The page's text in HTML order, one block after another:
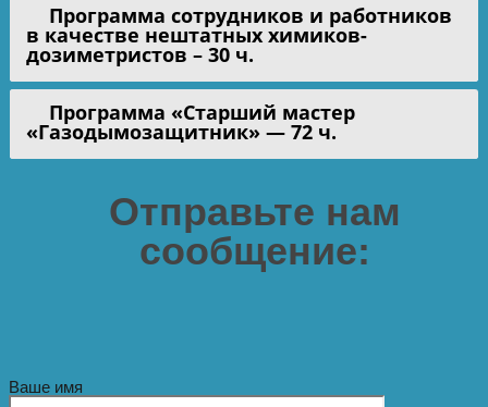
Программа сотрудников и работников
в качестве нештатных химиков-
дозиметристов – 30 ч.
Программа «Старший мастер
«Газодымозащитник» — 72 ч.
Отправьте нам
сообщение:
Ваше имя